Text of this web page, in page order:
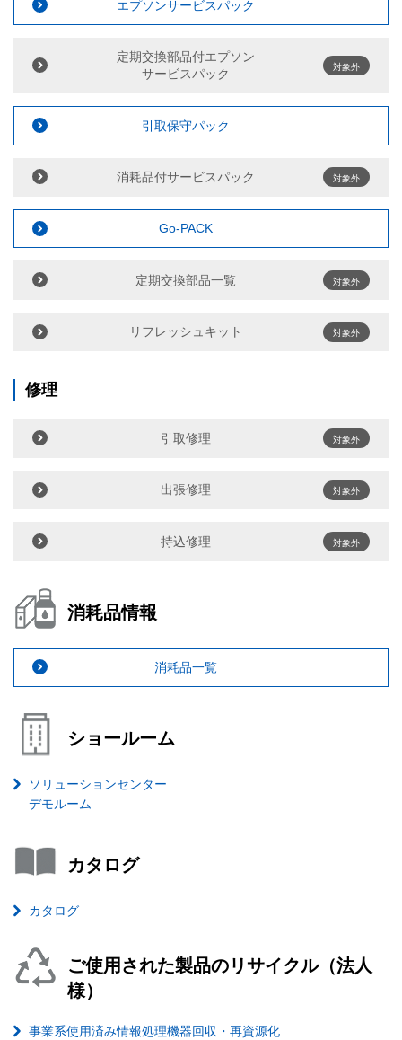
エプソンサービスパック
定期交換部品付エプソン
サービスパック
対象外
引取保守パック
消耗品付サービスパック 対象外
Go-PACK
定期交換部品一覧 対象外
リフレッシュキット 対象外
修理
引取修理 対象外
出張修理 対象外
持込修理 対象外
消耗品情報
消耗品一覧
ショールーム
ソリューションセンター
デモルーム
カタログ
カタログ
ご使用された製品のリサイクル（法人
様）
事業系使用済み情報処理機器回収・再資源化